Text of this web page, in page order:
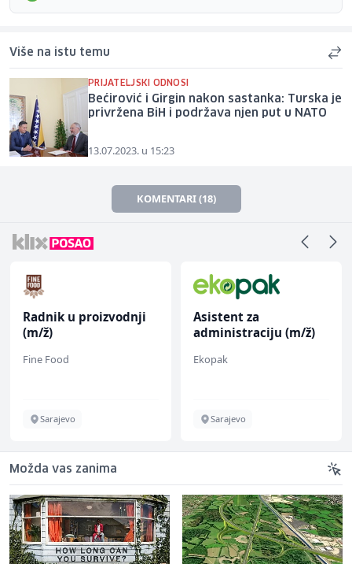
Više na istu temu
PRIJATELJSKI ODNOSI
Bećirović i Girgin nakon sastanka: Turska je
privržena BiH i podržava njen put u NATO
13.07.2023. u 15:23
KOMENTARI (18)
Radnik u proizvodnji
(m/ž)
Fine Food
Sarajevo
Asistent za
administraciju (m/ž)
Ekopak
Sarajevo
Možda vas zanima